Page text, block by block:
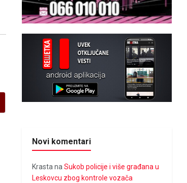
Novi komentari
Krasta naSukob policije i više građana u
Leskovcu zbog kontrole vozača